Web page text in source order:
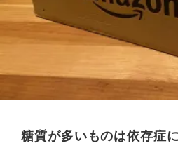
糖質が多いものは依存症